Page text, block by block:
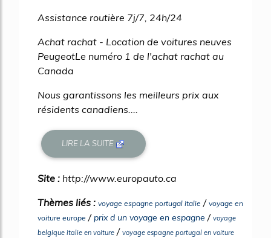
Assistance routière 7j/7, 24h/24
Achat rachat - Location de voitures neuves
PeugeotLe numéro 1 de l'achat rachat au
Canada
Nous garantissons les meilleurs prix aux
résidents canadiens....
LIRE LA SUITE
Site : http://www.europauto.ca
Thèmes liés : voyage espagne portugal italie / voyage en
voiture europe /prix d un voyage en espagne / voyage
belgique italie en voiture / voyage espagne portugal en voiture